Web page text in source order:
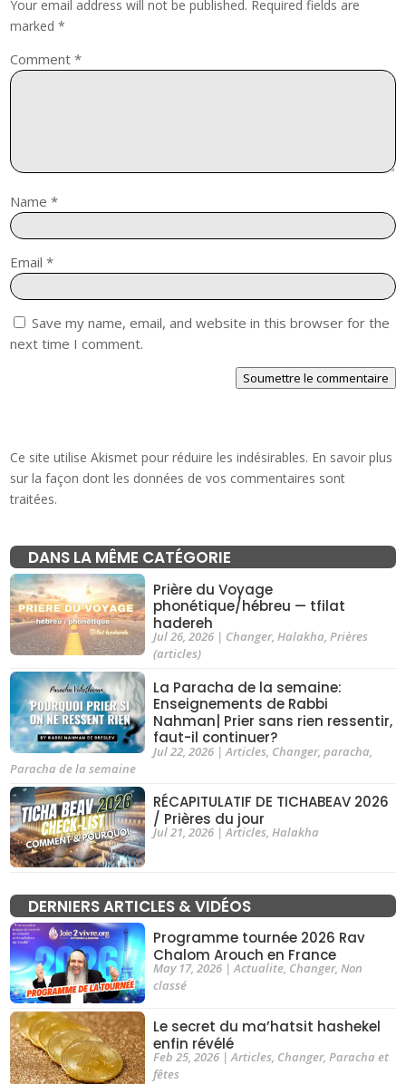
Your email address will not be published. Required fields are
marked*
Comment*
Name*
Email*
Save my name, email, and website in this browser for the
next time I comment.
Soumettre le commentaire
Ce site utilise Akismet pour réduire les indésirables. En savoir plus
sur la façon dont les données de vos commentaires sont
traitées.
DANS LA MÊME CATÉGORIE
Prière du Voyage
phonétique/hébreu — tfilat
hadereh
Jul 26, 2026| Changer, Halakha, Prières
(articles)
La Paracha de la semaine:
Enseignements de Rabbi
Nahman| Prier sans rien ressentir,
faut-il continuer?
Jul 22, 2026| Articles, Changer, paracha
Paracha de la semaine
RÉCAPITULATIF DE TICHABEAV 2026
/ Prières du jour
Jul 21, 2026|Articles, Halakha
DERNIERS ARTICLES & VIDÉOS
Programme tournée 2026 Rav
Chalom Arouch en France
May 17, 2026|Actualite, Changer, Non
classé
Le secret du ma’hatsit hashekel
enfin révélé
Feb 25, 2026|Articles, Changer, Paracha et
fêtes